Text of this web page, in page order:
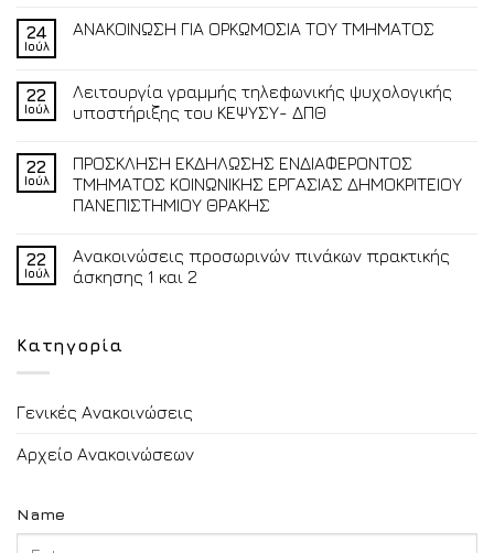
24
Ιούλ
ΑΝΑΚΟΙΝΩΣΗ ΓΙΑ ΟΡΚΩΜΟΣΙΑ ΤΟΥ ΤΜΗΜΑΤΟΣ
22
Ιούλ
Λειτουργία γραμμής τηλεφωνικής ψυχολογικής
υποστήριξης του ΚΕΨΥΣΥ- ΔΠΘ
22
Ιούλ
ΠΡΟΣΚΛΗΣΗ ΕΚΔΗΛΩΣΗΣ ΕΝΔΙΑΦΕΡΟΝΤΟΣ
ΤΜΗΜΑΤΟΣ ΚΟΙΝΩΝΙΚΗΣ ΕΡΓΑΣΙΑΣ ΔΗΜΟΚΡΙΤΕΙΟΥ
ΠΑΝΕΠΙΣΤΗΜΙΟΥ ΘΡΑΚΗΣ
22
Ιούλ
Ανακοινώσεις προσωρινών πινάκων πρακτικής
άσκησης 1 και 2
Κατηγορία
Γενικές Ανακοινώσεις
Αρχείο Ανακοινώσεων
Name